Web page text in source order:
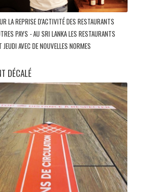
LA REPRISE D'ACTIVITÉ DES RESTAURANTS
PAYS - AU SRI LANKA LES RESTAURANTS
JEUDI AVEC DE NOUVELLES NORMES
DÉCALÉ